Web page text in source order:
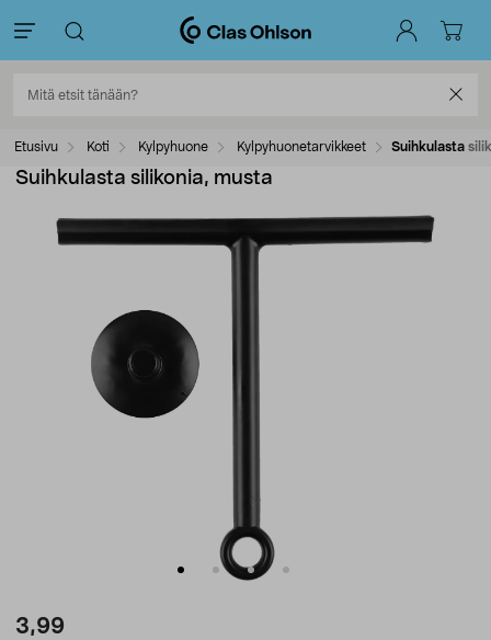
Etusivu Koti Kylpyhuone Kylpyhuonetarvikkeet Suihkulasta
Suihkulasta silikonia, musta
3,99